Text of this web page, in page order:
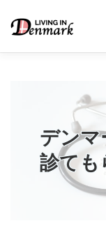
LIFE TIPS– 生
STUDY – 留
デンマ
診ても